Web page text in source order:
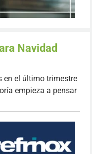
Navidad
en el último trimestre
empieza a pensar